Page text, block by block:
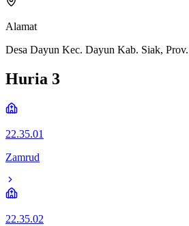
Alamat
Desa Dayun Kec. Dayun Kab. Siak,
Huria 3
22.35.01
Zamrud
22.35.02